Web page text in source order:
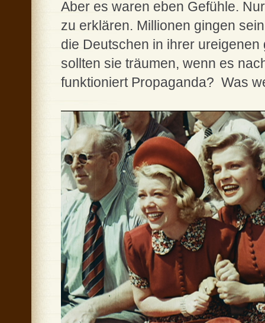
Aber es waren eben Gefühle.
zu erklären. Millionen gingen
die Deutschen in ihrer
sollten sie träumen, wenn es
funktioniert Propaganda? Was